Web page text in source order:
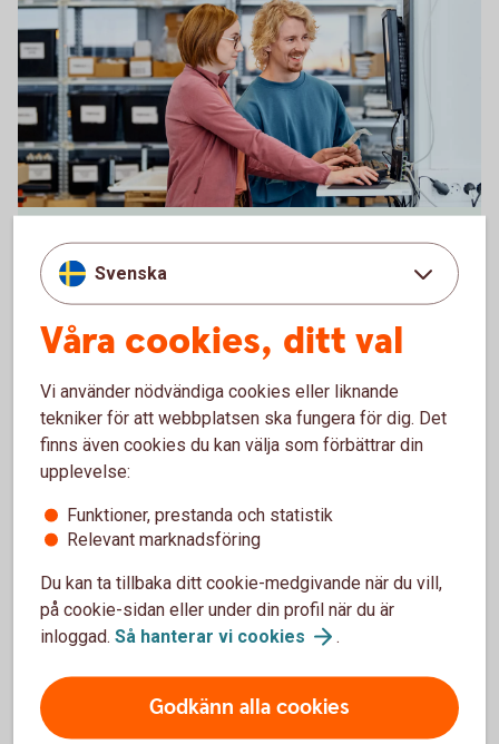
Two colleagues working in front of a computer
Företagspaketet
Vårt paket innehåller de mest grundläggande
banktjänsterna för dig som är entreprenör.
Pris
Fler tjänster
Vi erbjuder även skräddarsydda lösningar och ännu
fler tjänster beroende på vad du och ditt företag
Svenska
Våra cookies, ditt val
Vi använder nödvändiga cookies eller liknande
tekniker för att webbplatsen ska fungera för dig. Det
finns även cookies du kan välja som förbättrar din
upplevelse:
Funktioner, prestanda och statistik
Relevant marknadsföring
Du kan ta tillbaka ditt cookie-medgivande när du vill,
på cookie-sidan eller under din profil när du är
inloggad. Så hanterar vi cookies .
Godkänn alla cookies